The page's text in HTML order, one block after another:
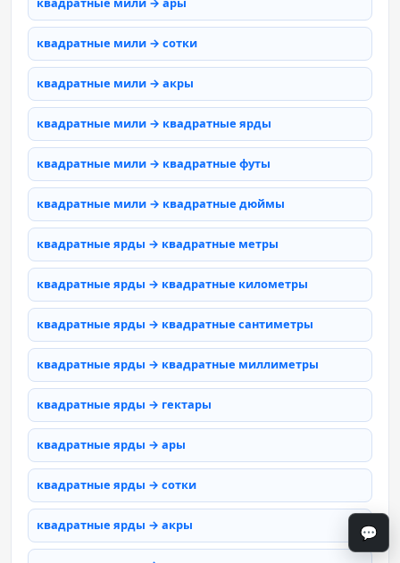
квадратные мили → сотки
квадратные мили → акры
квадратные мили → квадратные ярды
квадратные мили → квадратные футы
квадратные мили → квадратные дюймы
квадратные ярды → квадратные метры
квадратные ярды → квадратные километры
квадратные ярды → квадратные сантиметры
квадратные ярды → квадратные миллиметры
квадратные ярды → гектары
квадратные ярды → ары
квадратные ярды → сотки
квадратные ярды → акры 💬